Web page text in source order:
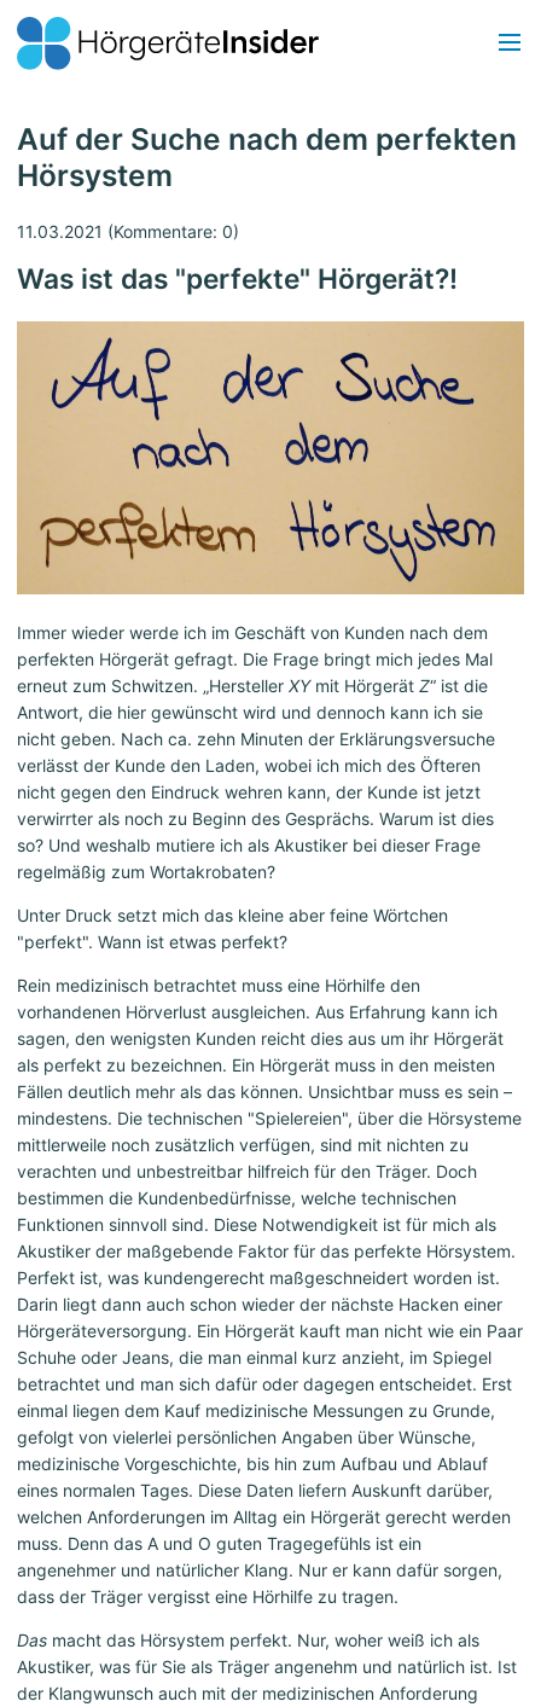
Auf der Suche nach dem perfekten
Hörsystem
11.03.2021 (Kommentare: 0)
Was ist das "perfekte" Hörgerät?!
Immer wieder werde ich im Geschäft von Kunden nach dem
perfekten Hörgerät gefragt. Die Frage bringt mich jedes Mal
erneut zum Schwitzen. „Hersteller XYmit Hörgerät Z“ ist die
Antwort, die hier gewünscht wird und dennoch kann ich sie
nicht geben. Nach ca. zehn Minuten der Erklärungsversuche
verlässt der Kunde den Laden, wobei ich mich des Öfteren
nicht gegen den Eindruck wehren kann, der Kunde ist jetzt
verwirrter als noch zu Beginn des Gesprächs. Warum ist dies
so? Und weshalb mutiere ich als Akustiker bei dieser Frage
regelmäßig zum Wortakrobaten?
Unter Druck setzt mich das kleine aber feine Wörtchen
"perfekt". Wann ist etwas perfekt?
Rein medizinisch betrachtet muss eine Hörhilfe den
vorhandenen Hörverlust ausgleichen. Aus Erfahrung kann ich
sagen, den wenigsten Kunden reicht dies aus um ihr Hörgerät
als perfekt zu bezeichnen. Ein Hörgerät muss in den meisten
Fällen deutlich mehr als das können. Unsichtbar muss es sein –
mindestens. Die technischen "Spielereien", über die Hörsysteme
mittlerweile noch zusätzlich verfügen, sind mit nichten zu
verachten und unbestreitbar hilfreich für den Träger. Doch
bestimmen die Kundenbedürfnisse, welche technischen
Funktionen sinnvoll sind. Diese Notwendigkeit ist für mich als
Akustiker der maßgebende Faktor für das perfekte Hörsystem.
Perfekt ist, was kundengerecht maßgeschneidert worden ist.
Darin liegt dann auch schon wieder der nächste Hacken einer
Hörgeräteversorgung. Ein Hörgerät kauft man nicht wie ein Paar
Schuhe oder Jeans, die man einmal kurz anzieht, im Spiegel
betrachtet und man sich dafür oder dagegen entscheidet. Erst
einmal liegen dem Kauf medizinische Messungen zu Grunde,
gefolgt von vielerlei persönlichen Angaben über Wünsche,
medizinische Vorgeschichte, bis hin zum Aufbau und Ablauf
eines normalen Tages. Diese Daten liefern Auskunft darüber,
welchen Anforderungen im Alltag ein Hörgerät gerecht werden
muss. Denn das A und O guten Tragegefühls ist ein
angenehmer und natürlicher Klang. Nur er kann dafür sorgen,
dass der Träger vergisst eine Hörhilfe zu tragen.
Das macht das Hörsystem perfekt. Nur, woher weiß ich als
Akustiker, was für Sie als Träger angenehm und natürlich ist. Ist
der Klangwunsch auch mit der medizinischen Anforderung